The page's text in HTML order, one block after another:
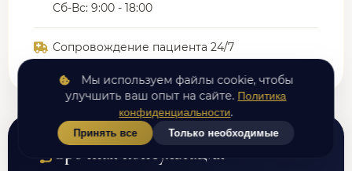
Сб-Вс: 9:00 - 18:00
Сопровождение пациента 24/7
Срочная консультация
Мы используем файлы cookie, чтобы
улучшить ваш опыт на сайте. Политика
конфиденциальности.
Принять все Только необходимые